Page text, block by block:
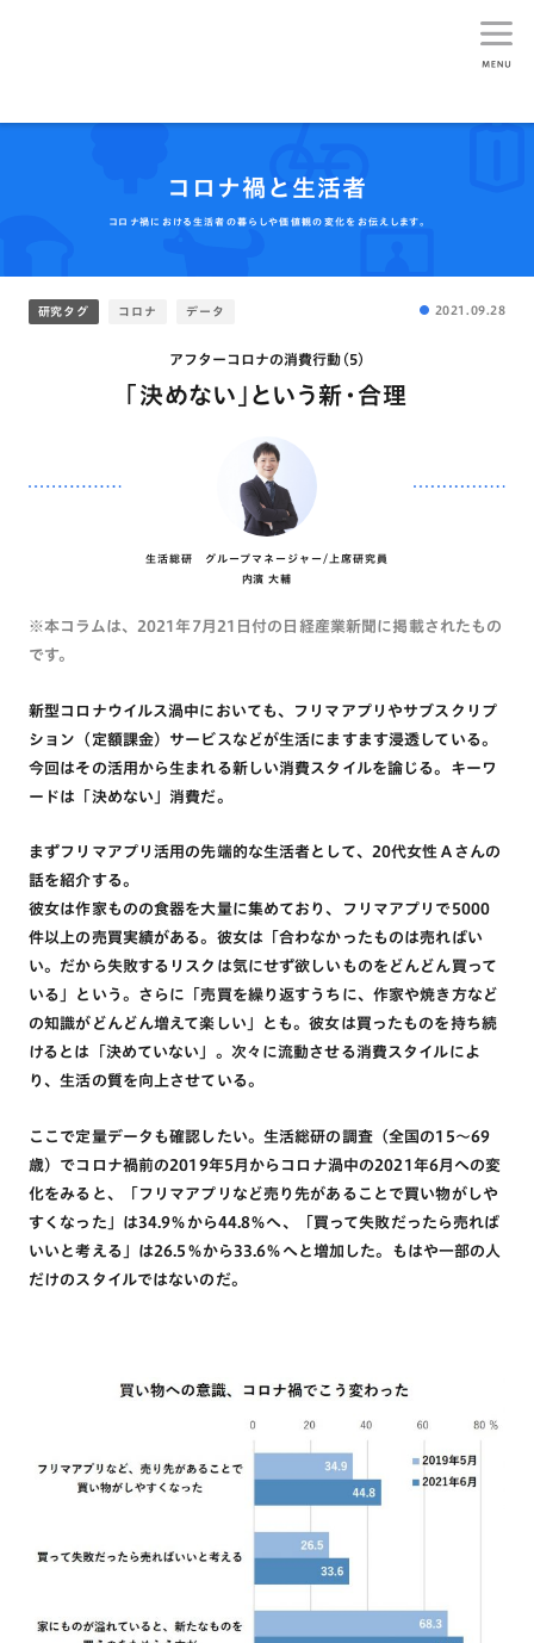
コロナ禍と生活者
コロナ禍における生活者の暮らしや価値観の変化をお伝えします。
研究タグ コロナ データ 2021.09.28
アフターコロナの消費行動(5)
「決めない」という新・合理
生活総研 グループマネージャー/上席研究員
内濱 大輔
※本コラムは、2021年7月21日付の日経産業新聞に掲載されたもの
です。
新型コロナウイルス渦中においても、フリマアプリやサブスクリプ
ション（定額課金）サービスなどが生活にますます浸透している。
今回はその活用から生まれる新しい消費スタイルを論じる。キーワ
ードは「決めない」消費だ。
まずフリマアプリ活用の先端的な生活者として、20代女性Ａさんの
話を紹介する。
彼女は作家ものの食器を大量に集めており、フリマアプリで5000
件以上の売買実績がある。彼女は「合わなかったものは売ればい
い。だから失敗するリスクは気にせず欲しいものをどんどん買って
いる」という。さらに「売買を繰り返すうちに、作家や焼き方など
の知識がどんどん増えて楽しい」とも。彼女は買ったものを持ち続
けるとは「決めていない」。次々に流動させる消費スタイルによ
り、生活の質を向上させている。
ここで定量データも確認したい。生活総研の調査（全国の15～69
歳）でコロナ禍前の2019年5月からコロナ渦中の2021年6月への変
化をみると、「フリマアプリなど売り先があることで買い物がしや
すくなった」は34.9％から44.8％へ、「買って失敗だったら売れば
いいと考える」は26.5％から33.6％へと増加した。もはや一部の人
だけのスタイルではないのだ。